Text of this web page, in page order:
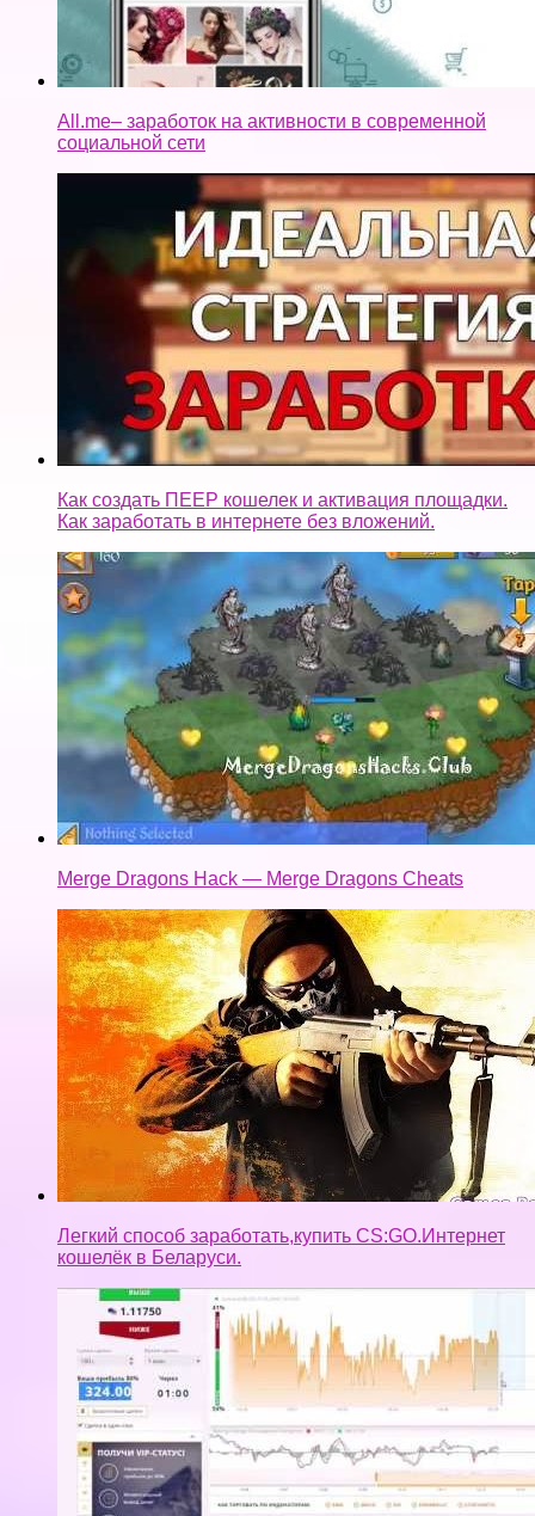
All.me– заработок на активности в современной
социальной сети
Как создать ПЕЕР кошелек и активация площадки.
Как заработать в интернете без вложений.
Merge Dragons Hack — Merge Dragons Cheats
Легкий способ заработать,купить CS:GO.Интернет
кошелёк в Беларуси.